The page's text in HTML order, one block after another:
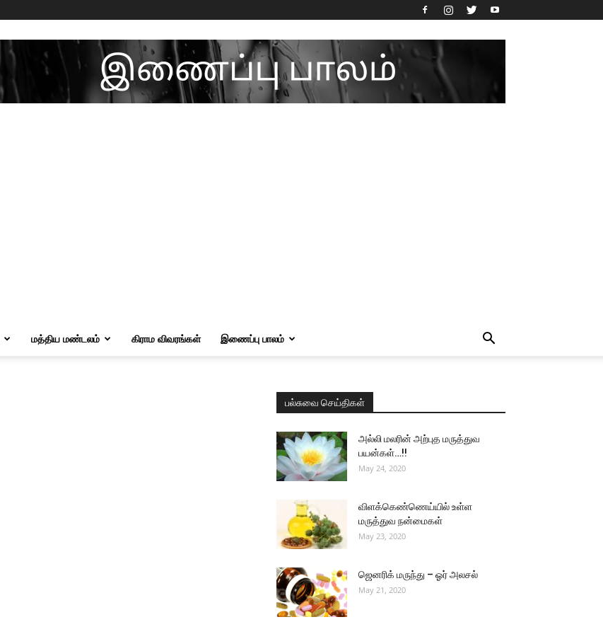
மத்திய மண்டலம் கிராம விவரங்கள் இணைப்பு பாலம்
பல்சுவை செய்திகள்
அல்லி மலரின் அற்புத மருத்துவ
பயன்கள்…!!
May 24, 2020
விளக்கெண்ணெய்யில் உள்ள
மருத்துவ நன்மைகள்
May 23, 2020
ஜெனரிக் மருந்து – ஓர் அலசல்
May 21, 2020